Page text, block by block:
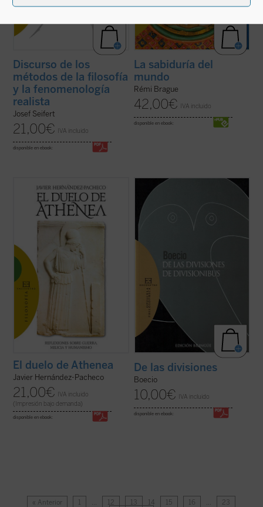
Discurso de los
métodos de la filosofía
y la fenomenología
realista
Josef Seifert
21,00€ IVA incluido
disponible en ebook:
La sabiduría del
mundo
Rémi Brague
42,00€ IVA incluido
disponible en ebook:
El pacifismo se ha convertido en un
postulado de nuestra autoconciencia
moral. Con grave daño para esa
autoconciencia, pues en la indiferencia
frente a toda agresión ese pacifismo
socava las bases comunitarias sobre las
que se asienta la libertad ...
El duelo de Athenea
Javier Hernández-Pacheco
21,00€
IVA incluido
(Impresión bajo demanda)
disponible en ebook:
Edición bilingüe.
«Boecio roza en esta obra, como
corresponde a un introductor y a un lógico,
un profundo problema metafísico como es
si las clasificaciones que hacemos para
con una partición ...
De las divisiones
Boecio
10,00€ IVA incluido
disponible en ebook:
« Anterior 1 … 12 13 14 15 16 …
23